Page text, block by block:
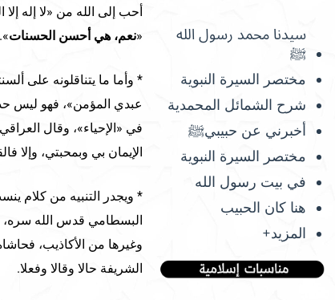
سيدنا محمد رسول الله
ﷺ
مختصر السيرة النبوية
شرح الشمائل المحمدية
أخبرني عن حبيبيﷺ
مختصر السيرة النبوية
في بيت رسول الله
هنا كان الحبيب
المزيد+
أحب إلى الله من «لا إله
«نعم، هي أحسن الحسنات
* وأما ما يتناقلونه على
عبدي المؤمن»، فهو ليس
في «الإحياء»، وقال
الإيمان بي وبمحبتي، وإلا
* ويجدر التنبيه من كلام
البسطامي قدس الله سره،
وغيرها من الأكاذيب،
الشريفة حالا وقالا وفعلا.